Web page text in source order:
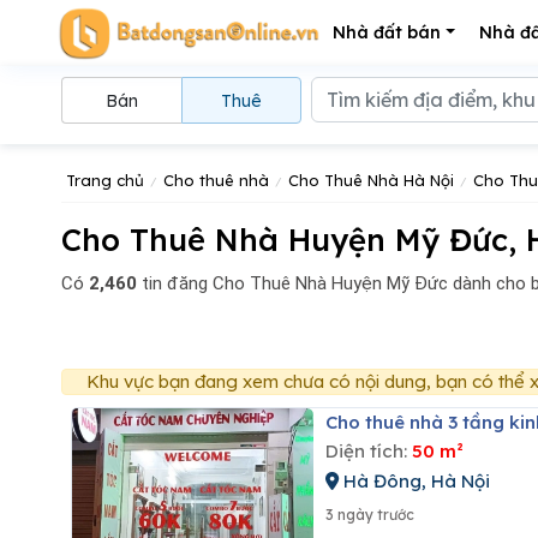
Nhà đất bán Nhà
Trang chủ Cho thuê nhà Cho Thuê Nhà Hà Nội Cho
Cho Thuê Nhà Huyện Mỹ Đức,
Có 2,460 tin đăng Cho Thuê Nhà Huyện Mỹ Đức dành
Khu vực bạn đang xem chưa có nội dung, bạn có thể
Cho thuê nhà 3 tầng
Diện tích: 50 m²
Hà Đông, Hà Nội
3 ngày trước
Bán Thuê